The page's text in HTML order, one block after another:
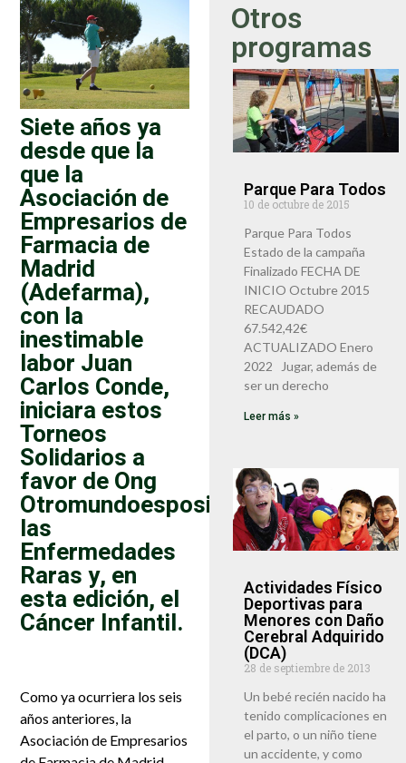
Siete años ya
desde que la
que la
Asociación de
Empresarios de
Farmacia de
Madrid
(Adefarma),
con la
inestimable
labor Juan
Carlos Conde,
iniciara estos
Torneos
Solidarios a
favor de Ong
Otromundoesposible,
las
Enfermedades
Raras y, en
esta edición, el
Cáncer Infantil.
Como ya ocurriera los seis
años anteriores, la
Asociación de Empresarios
Otros
programas
Parque Para Todos
10 de octubre de 2015
Parque Para Todos
Estado de la campaña
Finalizado FECHA DE
INICIO Octubre 2015
RECAUDADO
67.542,42€
ACTUALIZADO Enero
2022 Jugar, además de
ser un derecho
Leer más »
Actividades Físico
Deportivas para
Menores con Daño
Cerebral Adquirido
(DCA)
28 de septiembre de 2013
Un bebé recién nacido ha
tenido complicaciones en
el parto, o un niño tiene
un accidente, y como